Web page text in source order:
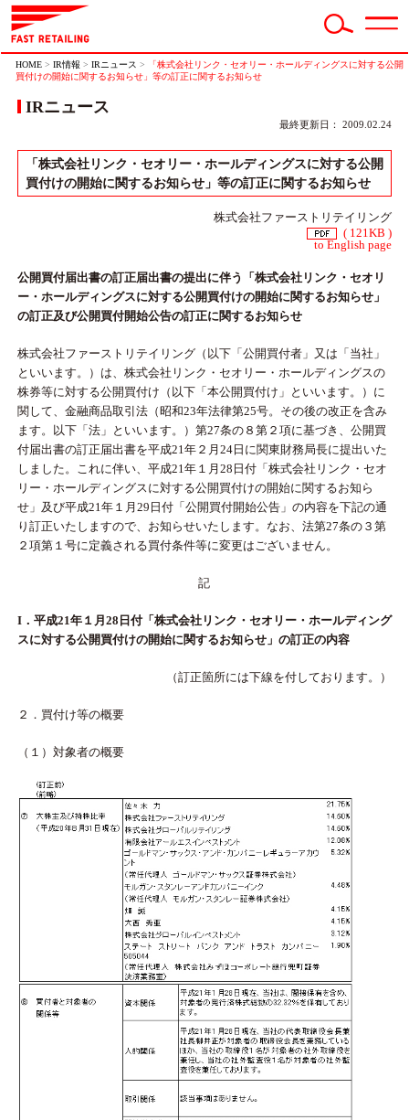
HOME > IR情報 > IRニュース >
「株式会社リンク・セオリー・ホールディングスに対する公開
買付けの開始に関するお知らせ」等の訂正に関するお知らせ
IRニュース
最終更新日： 2009.02.24
「株式会社リンク・セオリー・ホールディングスに対する公開
買付けの開始に関するお知らせ」等の訂正に関するお知らせ
株式会社ファーストリテイリング
( 121KB )
to English page
公開買付届出書の訂正届出書の提出に伴う「株式会社リンク・セオリ
ー・ホールディングスに対する公開買付けの開始に関するお知らせ」
の訂正及び公開買付開始公告の訂正に関するお知らせ
株式会社ファーストリテイリング（以下「公開買付者」又は「当社」
といいます。）は、株式会社リンク・セオリー・ホールディングスの
株券等に対する公開買付け（以下「本公開買付け」といいます。）に
関して、金融商品取引法（昭和23年法律第25号。その後の改正を含み
ます。以下「法」といいます。）第27条の８第２項に基づき、公開買
付届出書の訂正届出書を平成21年２月24日に関東財務局長に提出いた
しました。これに伴い、平成21年１月28日付「株式会社リンク・セオ
リー・ホールディングスに対する公開買付けの開始に関するお知ら
せ」及び平成21年１月29日付「公開買付開始公告」の内容を下記の通
り訂正いたしますので、お知らせいたします。なお、法第27条の３第
２項第１号に定義される買付条件等に変更はございません。
記
I．平成21年１月28日付「株式会社リンク・セオリー・ホールディング
スに対する公開買付けの開始に関するお知らせ」の訂正の内容
（訂正箇所には下線を付しております。）
２．買付け等の概要
（１）対象者の概要